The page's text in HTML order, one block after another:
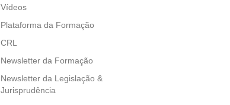
Vídeos
Plataforma da Formação
CRL
Newsletter da Formação
Newsletter da Legislação &
Jurisprudência